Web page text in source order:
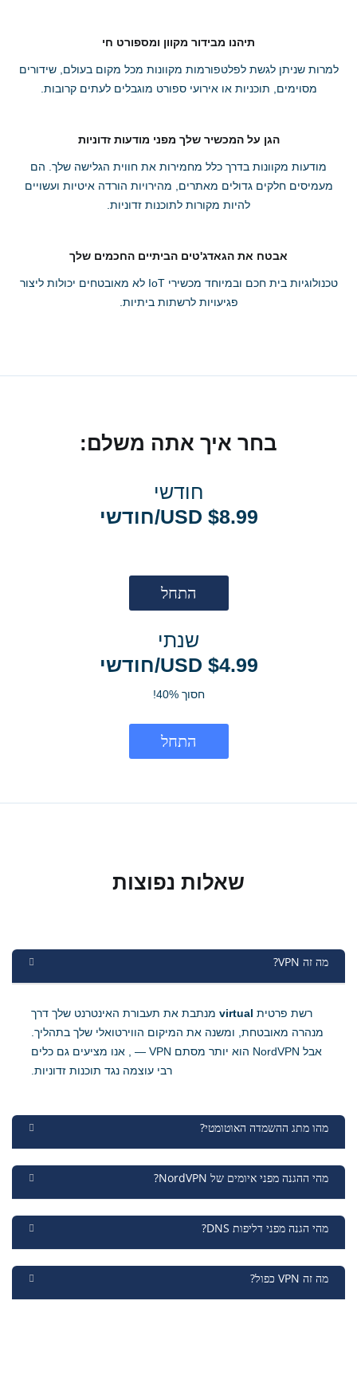
תיהנו מבידור מקוון ומספורט חי
למרות שניתן לגשת לפלטפורמות מקוונות מכל מקום בעולם, שידורים
מסוימים, תוכניות או אירועי ספורט מוגבלים לעתים קרובות.
הגן על המכשיר שלך מפני מודעות זדוניות
מודעות מקוונות בדרך כלל מחמירות את חווית הגלישה שלך. הם
מעמיסים חלקים גדולים מאתרים, מהירויות הורדה איטיות ועשויים
להיות מקורות לתוכנות זדוניות.
אבטח את הגאדג'טים הביתיים החכמים שלך
טכנולוגיות בית חכם ובמיוחד מכשירי IoT לא מאובטחים יכולות ליצור
פגיעויות לרשתות ביתיות.
בחר איך אתה משלם:
חודשי
$8.99 USD/חודשי
התחל
שנתי
$4.99 USD/חודשי
חסוך 40%!
התחל
שאלות נפוצות
מה זה VPN?
רשת פרטית virtual מנתבת את תעבורת האינטרנט שלך דרך
מנהרה מאובטחת, ומשנה את המיקום הווירטואלי שלך בתהליך.
אבל NordVPN הוא יותר מסתם VPN — , אנו מציעים גם כלים
רבי עוצמה נגד תוכנות זדוניות.
מהו מתג ההשמדה האוטומטי?
מהי ההגנה מפני איומים של NordVPN?
מהי הגנה מפני דליפות DNS?
מה זה VPN כפול?